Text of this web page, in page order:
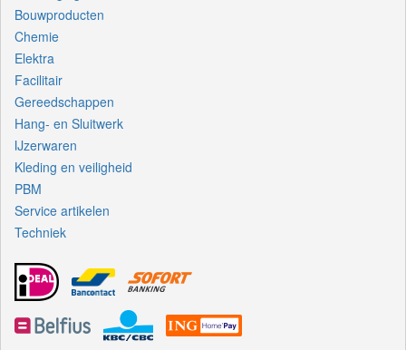
Bouwproducten
Chemie
Elektra
Facilitair
Gereedschappen
Hang- en Sluitwerk
IJzerwaren
Kleding en veiligheid
PBM
Service artikelen
Techniek